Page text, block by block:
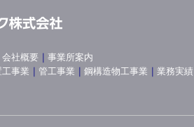
会社概要
事業所案内
事業 管工事業 鋼構造物工事業
業務実績